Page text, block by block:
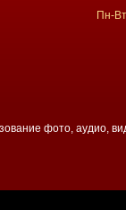
Пн-
фото, аудио,